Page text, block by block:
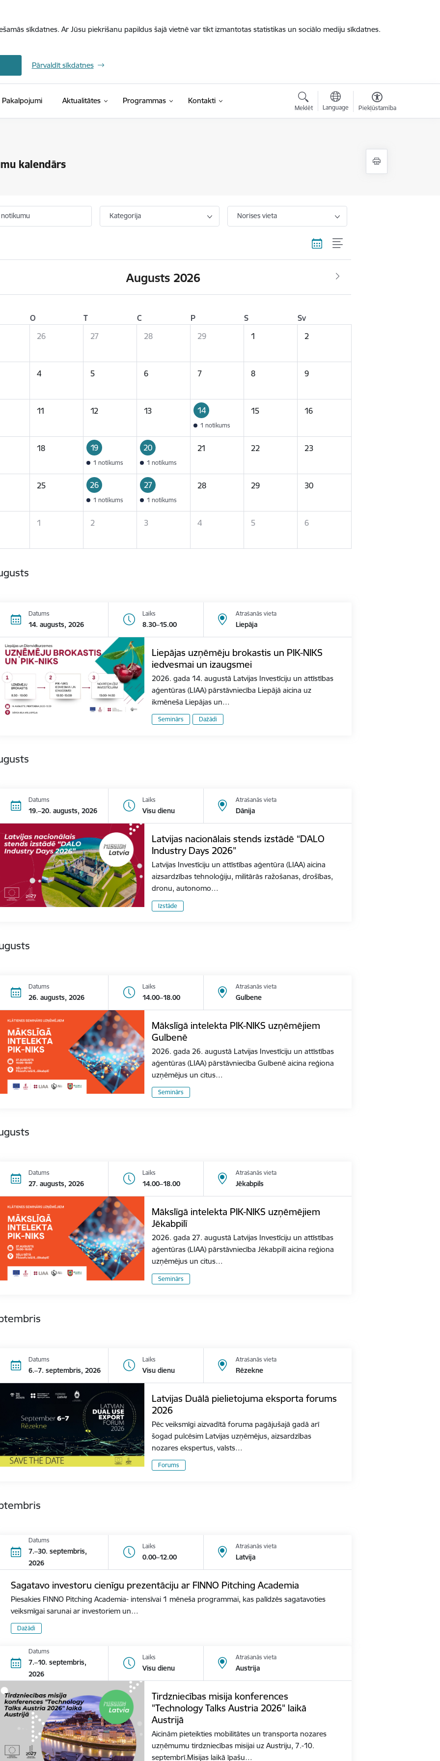
sīkdatnes. Ar Jūsu piekrišanu papildus šajā vietnē var tikt izmantotas statistikas un sociālo mediju sīkdatnes.
Pārvaldīt sīkdatnes
Pakalpojumi Aktualitātes Programmas Kontakti
Meklēt Language Piekļūstamība
kalendārs
Kategorija Norises vieta
Augusts 2026
O T C P S
Sv
26
27 28 29 1 2
4 5 6 7 8 9
11 12 13 14
1 notikums
15 16
18 19
1 notikums
20
1 notikums
21 22 23
25 26
1 notikums
27
1 notikums
28 29 30
1 2 3 4 5 6
Datums
14. augusts, 2026
Laiks
8.30–15.00
Atrašanās vieta
Liepāja
Liepājas uzņēmēju brokastis un PIK-NIKS
iedvesmai un izaugsmei
2026. gada 14. augustā Latvijas Investīciju un attīstības
aģentūras (LIAA) pārstāvniecība Liepājā aicina uz
ikmēneša Liepājas un…
Seminārs Dažādi
Datums
19.–20. augusts, 2026
Laiks
Visu dienu
Atrašanās vieta
Dānija
Latvijas nacionālais stends izstādē “DALO
Industry Days 2026”
Latvijas Investīciju un attīstības aģentūra (LIAA) aicina
aizsardzības tehnoloģiju, militārās ražošanas, drošības,
dronu, autonomo…
Izstāde
Datums
26. augusts, 2026
Laiks
14.00–18.00
Atrašanās vieta
Gulbene
Mākslīgā intelekta PIK-NIKS uzņēmējiem
Gulbenē
2026. gada 26. augustā Latvijas Investīciju un attīstības
aģentūras (LIAA) pārstāvniecība Gulbenē aicina reģiona
uzņēmējus un citus…
Seminārs
Datums
27. augusts, 2026
Laiks
14.00–18.00
Atrašanās vieta
Jēkabpils
Mākslīgā intelekta PIK-NIKS uzņēmējiem
Jēkabpilī
2026. gada 27. augustā Latvijas Investīciju un attīstības
aģentūras (LIAA) pārstāvniecība Jēkabpilī aicina reģiona
uzņēmējus un citus…
Seminārs
Datums
6.–7. septembris, 2026
Laiks
Visu dienu
Atrašanās vieta
Rēzekne
Latvijas Duālā pielietojuma eksporta forums
2026
Pēc veiksmīgi aizvadītā foruma pagājušajā gadā arī
šogad pulcēsim Latvijas uzņēmējus, aizsardzības
nozares ekspertus, valsts…
Forums
Datums
7.–30. septembris,
2026
Laiks
0.00–12.00
Atrašanās vieta
Latvija
Sagatavo investoru cienīgu prezentāciju ar FINNO Pitching Academia
Piesakies FINNO Pitching Academia- intensīvai 1 mēneša programmai, kas palīdzēs sagatavoties
veiksmīgai sarunai ar investoriem un…
Dažādi
Datums
7.–10. septembris,
2026
Laiks
Visu dienu
Atrašanās vieta
Austrija
Tirdzniecības misija konferences
"Technology Talks Austria 2026" laikā
Austrijā
Aicinām pieteikties mobilitātes un transporta nozares
uzņēmumu tirdzniecības misijai uz Austriju, 7.-10.
septembrī.Misijas laikā īpašu…